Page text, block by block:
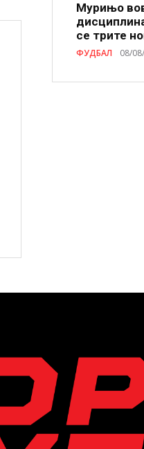
Мурињо
се трите
ФУДБАЛ 08/